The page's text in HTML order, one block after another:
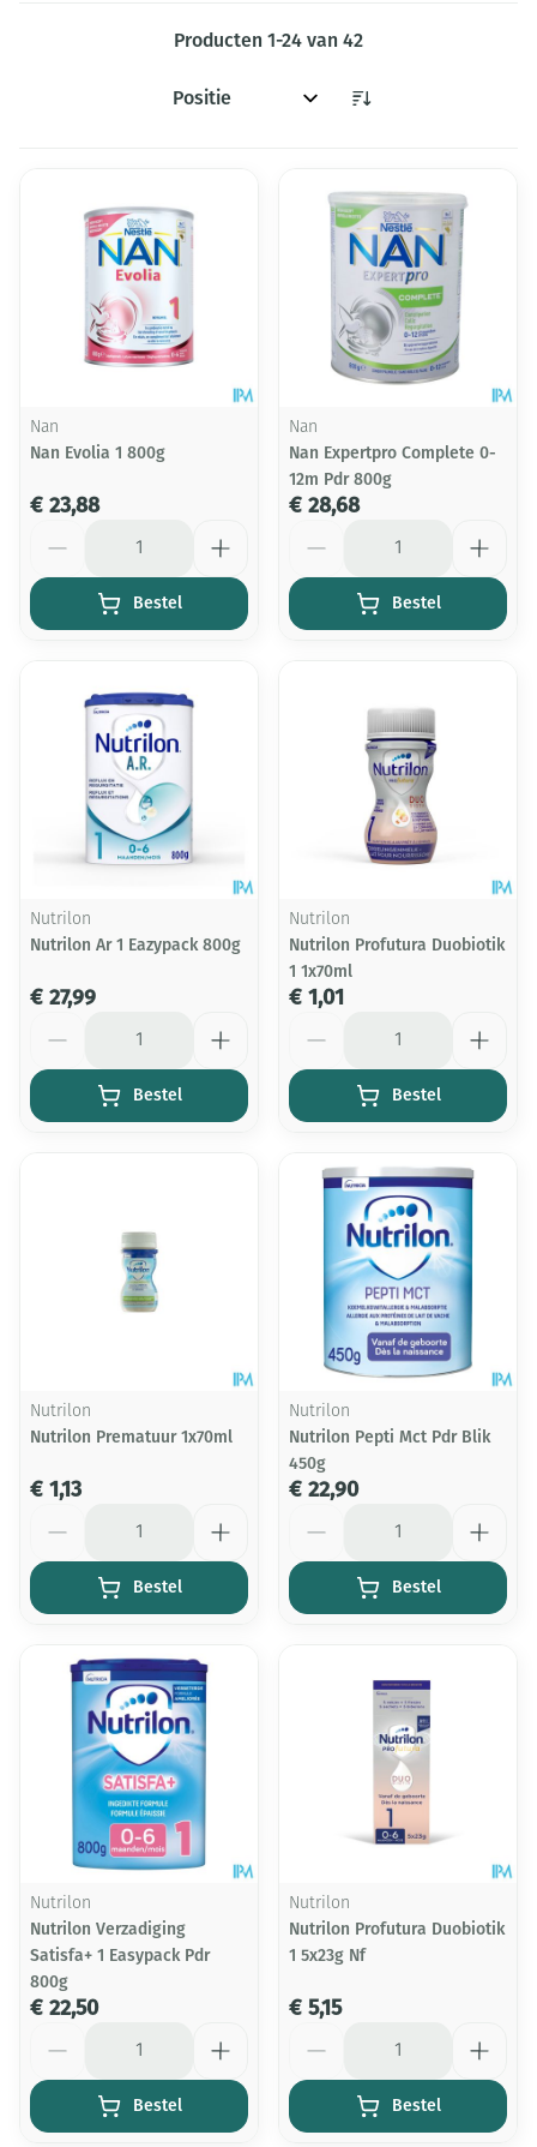
Producten 1-24 van 42
Sorteer op:
Nan
Nan Evolia 1 800g
€ 23,88
Bestel
Nan
Nan Expertpro Complete 0-
12m Pdr 800g
€ 28,68
Bestel
Nutrilon
Nutrilon Ar 1 Eazypack 800g
€ 27,99
Bestel
Nutrilon
Nutrilon Profutura Duobiotik
1 1x70ml
€ 1,01
Bestel
Nutrilon
Nutrilon Prematuur 1x70ml
€ 1,13
Bestel
Nutrilon
Nutrilon Pepti Mct Pdr Blik
450g
€ 22,90
Bestel
Nutrilon
Nutrilon Verzadiging
Satisfa+ 1 Easypack Pdr
800g
€ 22,50
Bestel
Nutrilon
Nutrilon Profutura Duobiotik
1 5x23g Nf
€ 5,15
Bestel